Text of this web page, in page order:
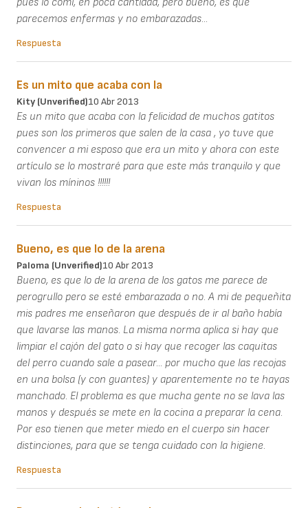
parecemos enfermas y no embarazadas...
Respuesta
Es un mito que acaba con la
Kity (unverified)10 Abr 2013
Es un mito que acaba con la felicidad de muchos gatitos
pues son los primeros que salen de la casa , yo tuve que
convencer a mi esposo que era un mito y ahora con este
artículo se lo mostraré para que este más tranquilo y que
vivan los míninos !!!!!!
Respuesta
Bueno, es que lo de la arena
Paloma (unverified)10 Abr 2013
Bueno, es que lo de la arena de los gatos me parece de
perogrullo pero se esté embarazada o no. A mi de pequeñita
mis padres me enseñaron que después de ir al baño había
que lavarse las manos. La misma norma aplica si hay que
limpiar el cajón del gato o si hay que recoger las caquitas
del perro cuando sale a pasear... por mucho que las recojas
en una bolsa (y con guantes) y aparentemente no te hayas
manchado. El problema es que mucha gente no se lava las
manos y después se mete en la cocina a preparar la cena.
Por eso tienen que meter miedo en el cuerpo sin hacer
distinciones, para que se tenga cuidado con la higiene.
Respuesta